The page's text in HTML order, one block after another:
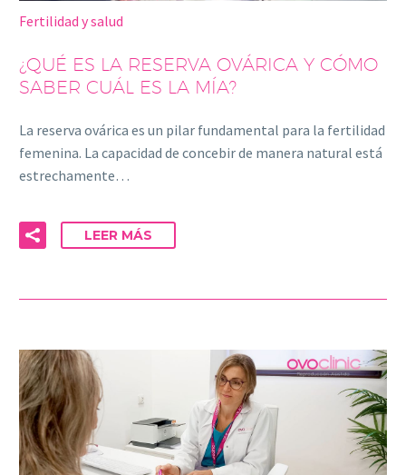
Fertilidad y salud
¿QUÉ ES LA RESERVA OVÁRICA Y CÓMO
SABER CUÁL ES LA MÍA?
La reserva ovárica es un pilar fundamental para la fertilidad
femenina. La capacidad de concebir de manera natural está
estrechamente…
LEER MÁS